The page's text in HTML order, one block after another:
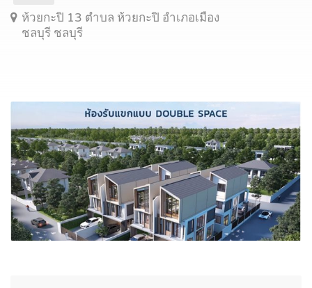
ห้วยกะปิ 13 ตำบล ห้วยกะปิ อำเภอเมือง
ชลบุรี ชลบุรี